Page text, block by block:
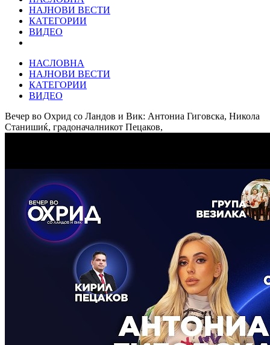
НАЈНОВИ ВЕСТИ
КАТЕГОРИИ
ВИДЕО
НАСЛОВНА
НАЈНОВИ ВЕСТИ
КАТЕГОРИИ
ВИДЕО
Вечер во Охрид со Ландов и Вик: Антониа Гиговска, Никола
Станишиќ, градоначалникот Пецаков,